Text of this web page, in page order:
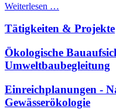
Weiterlesen …
Tätigkeiten & Projekte
Ökologische
Umweltbaubegleitung
Einreichplanungen -
Gewässerökologie